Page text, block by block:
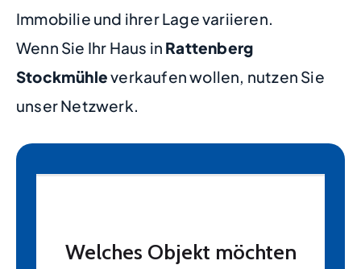
Immobilie und ihrer Lage variieren.
Wenn Sie Ihr Haus in Rattenberg
Stockmühleverkaufen wollen, nutzen Sie
unser Netzwerk.